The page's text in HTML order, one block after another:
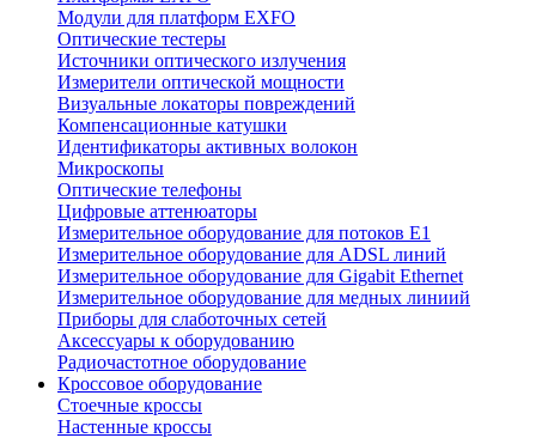
Модули для платформ EXFO
Оптические тестеры
Источники оптического излучения
Измерители оптической мощности
Визуальные локаторы повреждений
Компенсационные катушки
Идентификаторы активных волокон
Микроскопы
Оптические телефоны
Цифровые аттенюаторы
Измерительное оборудование для потоков Е1
Измерительное оборудование для ADSL линий
Измерительное оборудование для Gigabit Ethernet
Измерительное оборудование для медных линиий
Приборы для слаботочных сетей
Аксессуары к оборудованию
Радиочастотное оборудование
Кроссовое оборудование
Стоечные кроссы
Настенные кроссы